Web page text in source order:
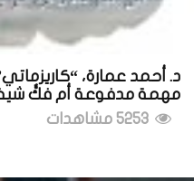
د. أحمد عمارة،
مهمة مدفوعة أم فكُّ